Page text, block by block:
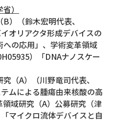
）
）（鈴木宏明代表、
オリアクタ形成デバイスの
の応用」、学術変革領域
）「DNAナノスケー
（A）（川野竜司代表、
ムによる腫瘍由来核酸の高
域研究（A）公募研究（津
マイクロ流体デバイスと自